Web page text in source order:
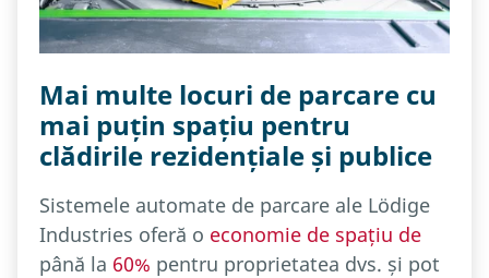
Mai multe locuri de parcare cu
mai puțin spațiu pentru
clădirile rezidențiale și publice
Sistemele automate de parcare ale Lödige
Industries oferă o economie de spațiu de
până la 60% pentru proprietatea dvs. și pot